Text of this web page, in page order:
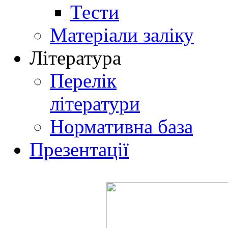
Тести
Матеріали заліку
Література
Перелік
літератури
Нормативна база
Презентації